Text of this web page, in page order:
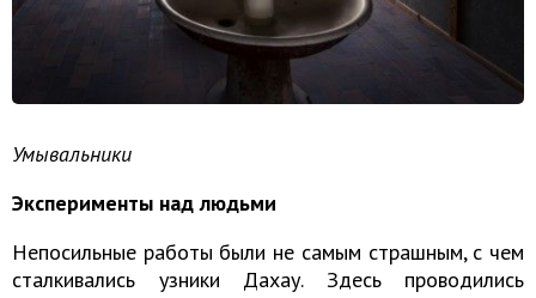
Умывальники
Эксперименты над людьми
Непосильные работы были не самым страшным, с чем
сталкивались узники Дахау. Здесь проводились